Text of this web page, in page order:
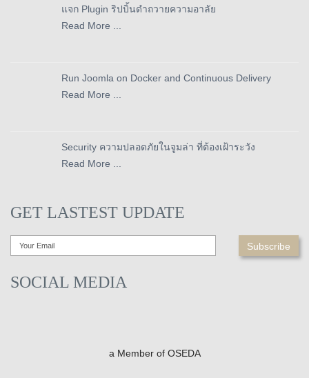
แจก Plugin ริปบิ้นดำถวายความอาลัย
Read More ...
Run Joomla on Docker and Continuous Delivery
Read More ...
Security ความปลอดภัยในจูมล่า ที่ต้องเฝ้าระวัง
Read More ...
GET LASTEST UPDATE
SOCIAL MEDIA
a Member of OSEDA